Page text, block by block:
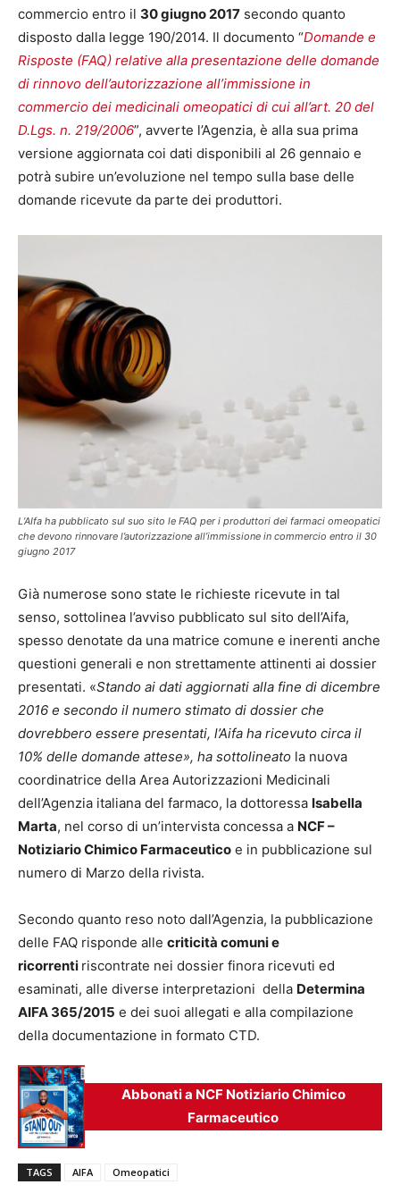
commercio entro il 30 giugno 2017 secondo quanto
disposto dalla legge 190/2014. Il documento “Domande e
Risposte (FAQ) relative alla presentazione delle domande
di rinnovo dell’autorizzazione all’immissione in
commercio dei medicinali omeopatici di cui all’art. 20 del
D.Lgs. n. 219/2006”, avverte l’Agenzia, è alla sua prima
versione aggiornata coi dati disponibili al 26 gennaio e
potrà subire un’evoluzione nel tempo sulla base delle
domande ricevute da parte dei produttori.
L’AIfa ha pubblicato sul suo sito le FAQ per i produttori dei farmaci omeopatici
che devono rinnovare l’autorizzazione all’immissione in commercio entro il 30
giugno 2017
Già numerose sono state le richieste ricevute in tal
senso, sottolinea l’avviso pubblicato sul sito dell’Aifa,
spesso denotate da una matrice comune e inerenti anche
questioni generali e non strettamente attinenti ai dossier
presentati. «Stando ai dati aggiornati alla fine di dicembre
2016 e secondo il numero stimato di dossier che
dovrebbero essere presentati, l’Aifa ha ricevuto circa il
10% delle domande attese», ha sottolineato la nuova
coordinatrice della Area Autorizzazioni Medicinali
dell’Agenzia italiana del farmaco, la dottoressa Isabella
Marta, nel corso di un’intervista concessa a NCF –
Notiziario Chimico Farmaceutico e in pubblicazione sul
numero di Marzo della rivista.
Secondo quanto reso noto dall’Agenzia, la pubblicazione
delle FAQ risponde alle criticità comuni e
ricorrenti riscontrate nei dossier finora ricevuti ed
esaminati, alle diverse interpretazioni della Determina
AIFA 365/2015 e dei suoi allegati e alla compilazione
della documentazione in formato CTD.
Abbonati a NCF Notiziario Chimico
Farmaceutico
TAGS AIFA Omeopatici